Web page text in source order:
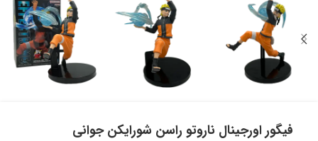
فیگور اورجینال ناروتو راسن شورایکن جوانی